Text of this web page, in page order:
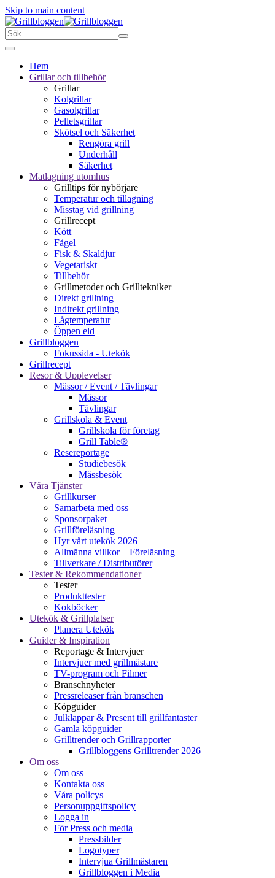
Skip to main content
Hem
Grillar och tillbehör
Grillar
Kolgrillar
Gasolgrillar
Pelletsgrillar
Skötsel och Säkerhet
Rengöra grill
Underhåll
Säkerhet
Matlagning utomhus
Grilltips för nybörjare
Temperatur och tillagning
Misstag vid grillning
Grillrecept
Kött
Fågel
Fisk & Skaldjur
Vegetariskt
Tillbehör
Grillmetoder och Grilltekniker
Direkt grillning
Indirekt grillning
Lågtemperatur
Öppen eld
Grillbloggen
Fokussida - Utekök
Grillrecept
Resor & Upplevelser
Mässor / Event / Tävlingar
Mässor
Tävlingar
Grillskola & Event
Grillskola för företag
Grill Table®
Resereportage
Studiebesök
Mässbesök
Våra Tjänster
Grillkurser
Samarbeta med oss
Sponsorpaket
Grillföreläsning
Hyr vårt utekök 2026
Allmänna villkor – Föreläsning
Tillverkare / Distributörer
Tester & Rekommendationer
Tester
Produkttester
Kokböcker
Utekök & Grillplatser
Planera Utekök
Guider & Inspiration
Reportage & Intervjuer
Intervjuer med grillmästare
TV-program och Filmer
Branschnyheter
Pressreleaser från branschen
Köpguider
Julklappar & Present till grillfantaster
Gamla köpguider
Grilltrender och Grillrapporter
Grillbloggens Grilltrender 2026
Om oss
Om oss
Kontakta oss
Våra policys
Personuppgiftspolicy
Logga in
För Press och media
Pressbilder
Logotyper
Intervjua Grillmästaren
Grillbloggen i Media